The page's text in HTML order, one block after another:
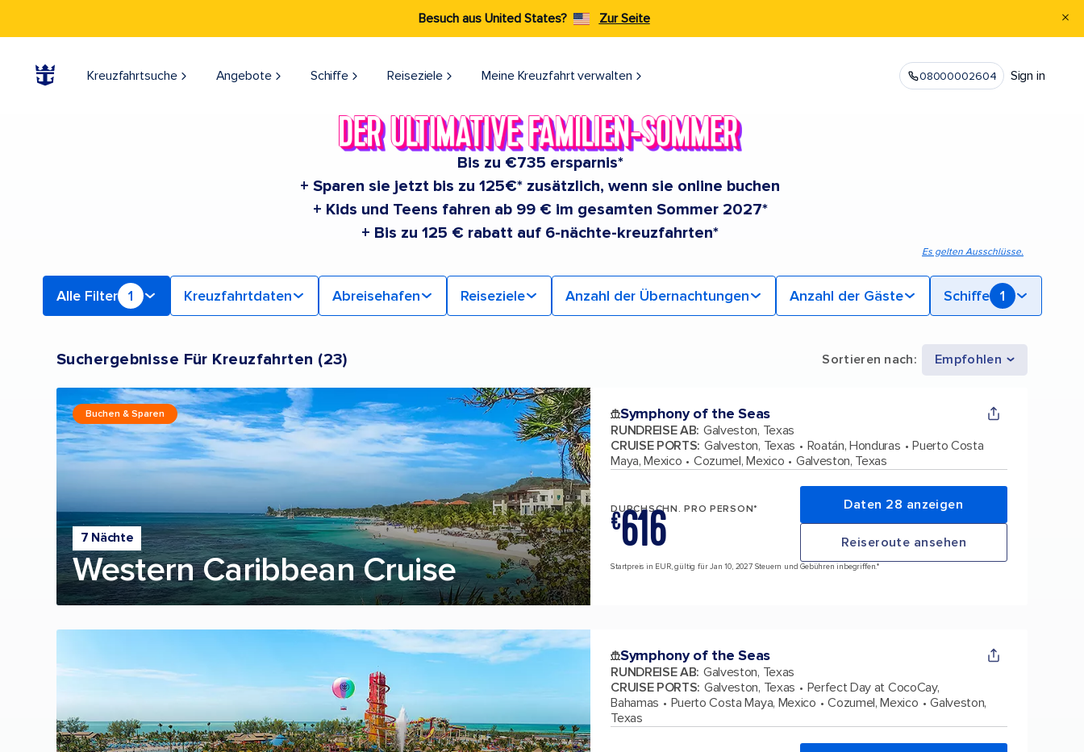
Besuch aus United States? Zur Seite
Kreuzfahrtsuche Angebote Schiffe Reiseziele​ Meine Kreuzfahrt verwalten 08000002604 Sign in
Bis zu €735 ersparnis*
+ Sparen sie jetzt bis zu 125€* zusätzlich, wenn sie online buchen
+ Kids und Teens fahren ab 99 € im gesamten Sommer 2027*
+ Bis zu 125 € rabatt auf 6-nächte-kreuzfahrten*
Es gelten Ausschlüsse.
Alle Filter 1 Kreuzfahrtdaten Abreisehafen Reiseziele Anzahl der Übernachtungen Anzahl der Gäste Schiffe 1
Suchergebnisse Für Kreuzfahrten (23) Sortieren nach: Empfohlen
7 Nächte
Western Caribbean Cruise
Buchen & Sparen Symphony of the Seas
RUNDREISE AB: Galveston, Texas
CRUISE PORTS: Galveston, Texas Roatán, Honduras
Puerto Costa
Maya, Mexico
Cozumel, Mexico Galveston, Texas
DURCHSCHN. PRO PERSON*
€616 Daten 28 anzeigen
Reiseroute ansehen
Startpreis in EUR, gültig für Jan 10, 2027 Steuern und Gebühren inbegriffen.*
Symphony of the Seas
RUNDREISE AB: Galveston, Texas
CRUISE PORTS: Galveston, Texas
Perfect Day at CocoCay,
Bahamas
Puerto Costa Maya, Mexico Cozumel, Mexico
Galveston,
Texas